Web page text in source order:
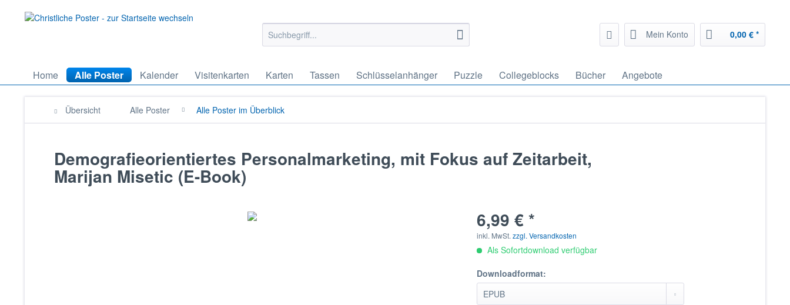
Mein Konto 0,00 € *
Home Alle Poster Kalender Visitenkarten Karten Tassen Schlüsselanhänger Puzzle Collegeblocks Bücher Angebote
Übersicht Alle Poster Alle Poster im Überblick
Demografieorientiertes Personalmarketing, mit Fokus auf Zeitarbeit,
Marijan Misetic (E-Book)
6,99 € *
inkl. MwSt.zzgl. Versandkosten
Als Sofortdownload verfügbar
Downloadformat: